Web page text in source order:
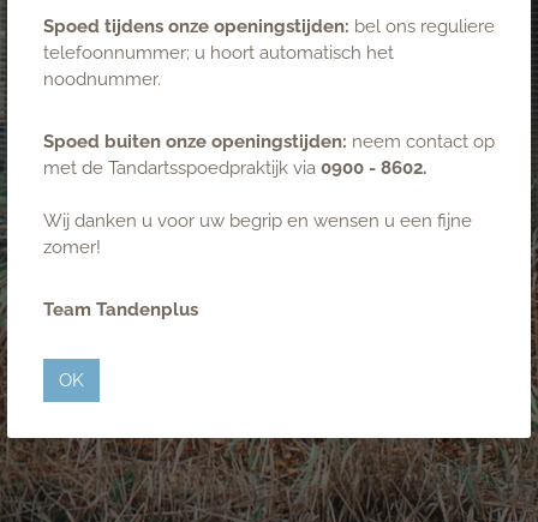
Spoed tijdens onze openingstijden: bel ons reguliere
telefoonnummer; u hoort automatisch het
noodnummer.
Spoed buiten onze openingstijden: neem contact op
met de Tandartsspoedpraktijk via 0900 - 8602.
Wij danken u voor uw begrip en wensen u een fijne
zomer!
Team Tandenplus
OK
Telefonisch bereikbaar op ma t/m do van 8.00 - 12.00
uur en van 13.00 - 16.30 uur.
Wij zijn aangesloten bij